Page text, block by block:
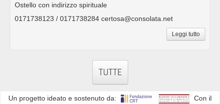
Ostello con indirizzo spirituale
0171738123 / 0171738284 certosa@consolata.net
Leggi tutto
TUTTE
Un progetto ideato e sostenuto da: Con il